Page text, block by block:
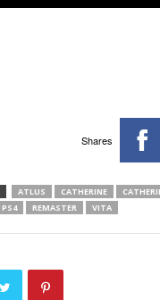
Shares
ATLUS CATHERINE
PS4 REMASTER VITA